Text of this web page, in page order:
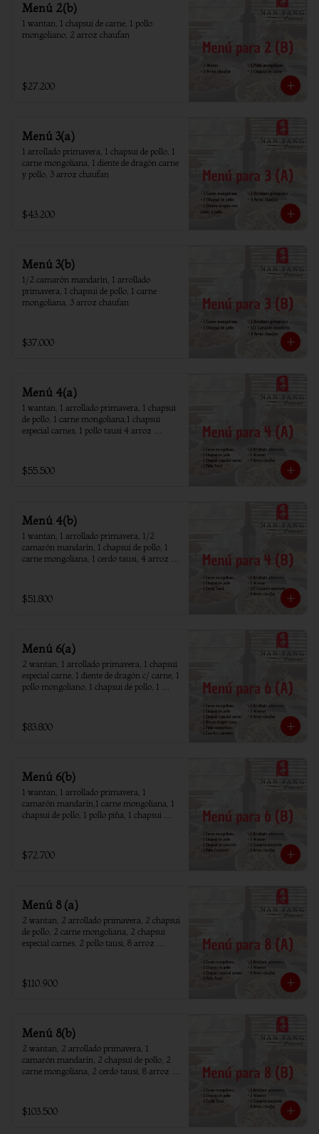
Menú 2(b)
1 wantan, 1 chapsui de carne, 1 pollo
mongoliano, 2 arroz chaufan
$27.200
Menú 3(a)
1 arrollado primavera, 1 chapsui de pollo, 1
carne mongoliana, 1 diente de dragón carne
y pollo, 3 arroz chaufan
$43.200
Menú 3(b)
1/2 camarón mandarín, 1 arrollado
primavera, 1 chapsui de pollo, 1 carne
mongoliana, 3 arroz chaufan
$37.000
Menú 4(a)
1 wantan, 1 arrollado primavera, 1 chapsui
de pollo, 1 carne mongoliana,1 chapsui
especial carnes, 1 pollo tausi 4 arroz
$55.500
Menú 4(b)
1 wantan, 1 arrollado primavera, 1/2
camarón mandarín, 1 chapsui de pollo, 1
carne mongoliana, 1 cerdo tausi, 4 arroz
$51.800
Menú 6(a)
2 wantan, 1 arrollado primavera, 1 chapsui
especial carne, 1 diente de dragón c/ carne, 1
pollo mongoliano, 1 chapsui de pollo, 1
$83.800
Menú 6(b)
1 wantan, 1 arrollado primavera, 1
camarón mandarín,1 carne mongoliana, 1
chapsui de pollo, 1 pollo piña, 1 chapsui
$72.700
Menú 8 (a)
2 wantan, 2 arrollado primavera, 2 chapsui
de pollo, 2 carne mongoliana, 2 chapsui
especial carnes, 2 pollo tausi, 8 arroz
$110.900
Menú 8(b)
2 wantan, 2 arrollado primavera, 1
camarón mandarín, 2 chapsui de pollo, 2
carne mongoliana, 2 cerdo tausi, 8 arroz
$103.500